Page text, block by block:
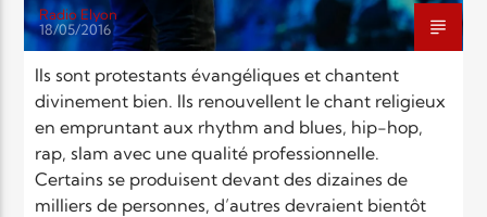
Radio Elyon
18/05/2016
Ils sont protestants évangéliques et chantent
divinement bien. Ils renouvellent le chant religieux
en empruntant aux rhythm and blues, hip-hop,
rap, slam avec une qualité professionnelle.
Certains se produisent devant des dizaines de
milliers de personnes, d’autres devraient bientôt